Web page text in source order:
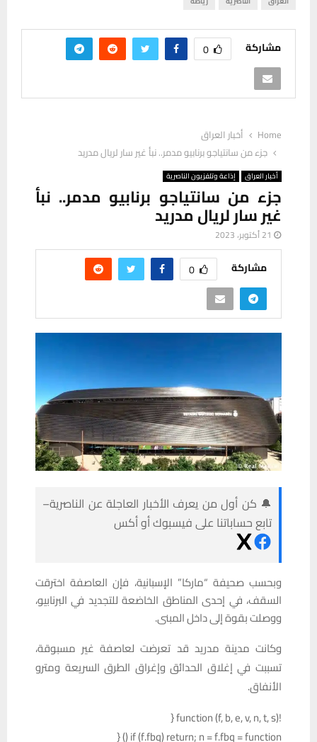
مشاركة 0
Home
أخبار العراق
جزء من سانتياجو برنابيو مدمر.. نبأ غير سار لريال مدريد
أخبار العراق إذاعة وتلفزيون الناصرية
جزء من سانتياجو برنابيو مدمر.. نبأ
غير سار لريال مدريد
21 أكتوبر، 2023
مشاركة 0
🔔 كن أول من يعرف الأخبار العاجلة عن الناصرية–
تابع حساباتنا على فيسبوك أو أكس
وبحسب صحيفة “ماركا” الإسبانية، فإن العاصفة اخترقت
السقف، في إحدى المناطق الخاضعة للتجديد في البرنابيو،
ووصلت بقوة إلى داخل المبنى.
وكانت مدينة مدريد قد تعرضت لعاصفة غير مسبوقة،
تسببت في إغلاق الحدائق وإغراق الطرق السريعة ومترو
الأنفاق.
!function (f, b, e, v, n, t, s) {
if (f.fbq) return; n = f.fbq = function () {